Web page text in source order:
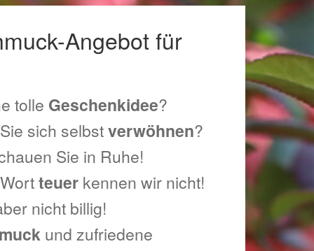
Angebot für
tolle Geschenkidee?
sich selbstverwöhnen?
Sie in Ruhe!
teuer kennen wir nicht!
nicht billig!
und zufriedene